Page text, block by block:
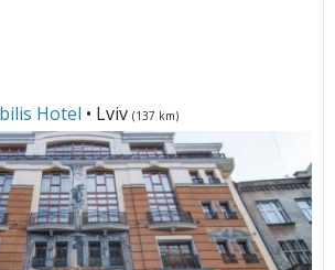
Hotel • Lviv (137 km)